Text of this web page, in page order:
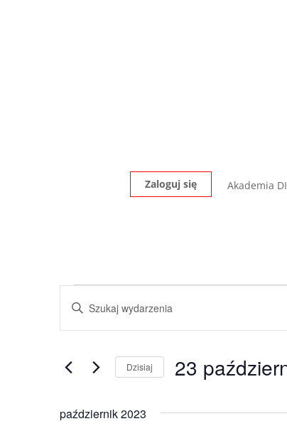
Zaloguj się Akademia
Wydarzenia
Wydarzenia
Nawigacja
po
wyszukiwaniu
Wpisz
słowo
kluczowe.
wg
Wydarzenia.
Dzisiaj 23
październik 2023